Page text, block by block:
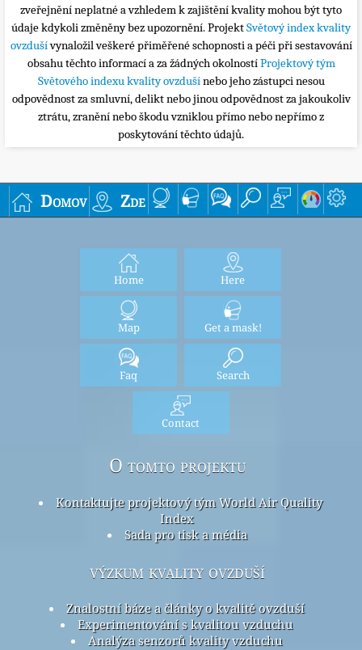
zveřejnění neplatné a vzhledem k zajištění kvality mohou být tyto
údaje kdykoli změněny bez upozornění. ProjektSvětový index kvality
ovzdušívynaložil veškeré přiměřené schopnosti a péči při sestavování
obsahu těchto informací a za žádných okolnostíProjektový tým
Světového indexu kvality ovzdušínebo jeho zástupci nesou
odpovědnost za smluvní, delikt nebo jinou odpovědnost za jakoukoliv
ztrátu, zranění nebo škodu vzniklou přímo nebo nepřímo z
poskytování těchto údajů.
Domov Zde
Home Here
Map Get a mask!
Faq Search
Contact
O tomto projektu
Kontaktujte projektový tým World Air Quality
Index
Sada pro tisk a média
výzkum kvality ovzduší
Znalostní báze a články o kvalitě ovzduší
Experimentování s kvalitou vzduchu
Analýza senzorů kvality vzduchu